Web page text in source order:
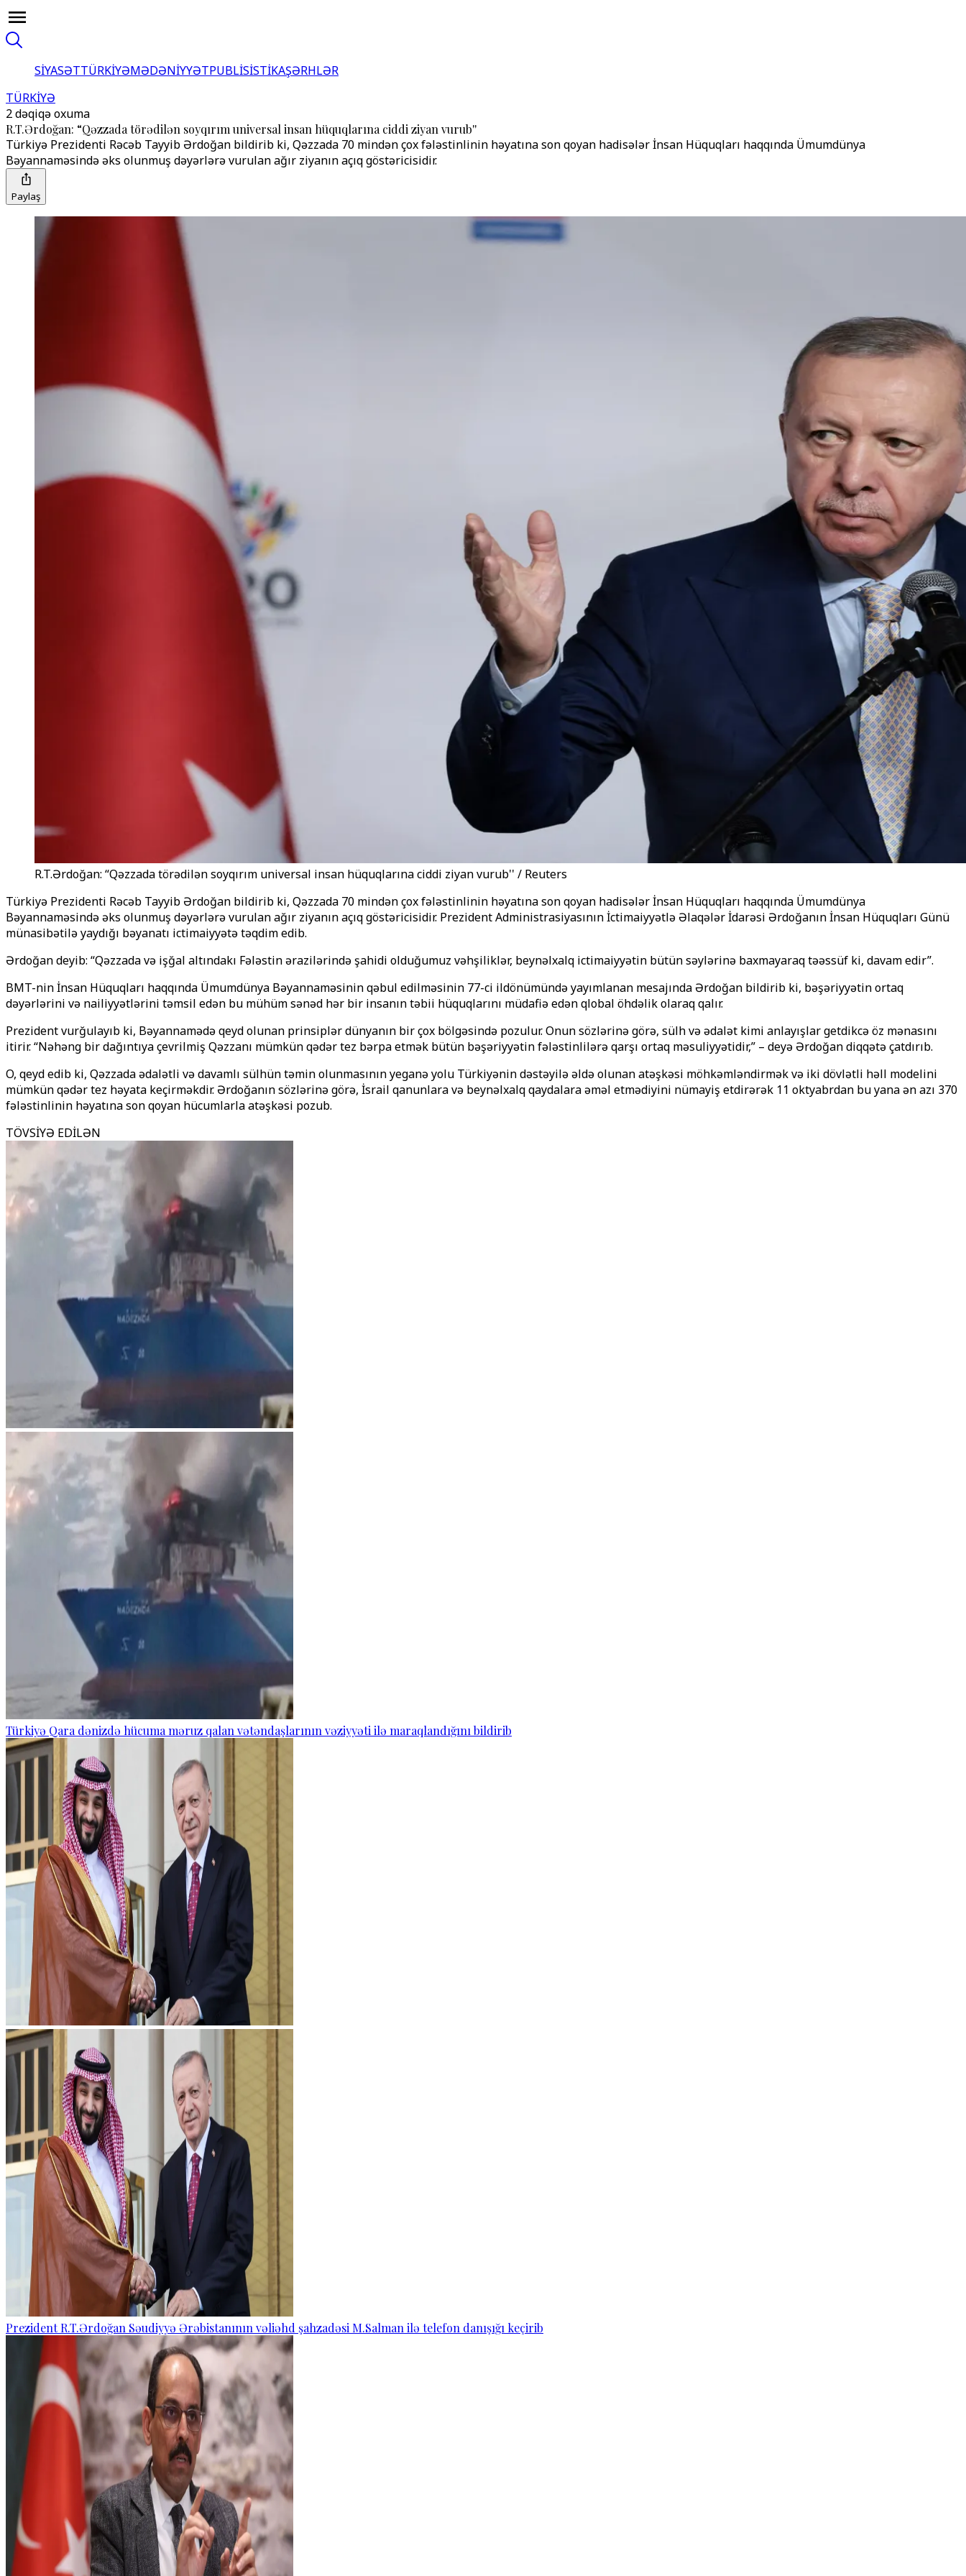
SİYASƏTTÜRKİYƏMƏDƏNİYYƏTPUBLİSİSTİKAŞƏRHLƏR
TÜRKİYƏ
2 dəqiqə oxuma
R.T.Ərdoğan: “Qəzzada törədilən soyqırım universal insan hüquqlarına ciddi ziyan vurub''
Türkiyə Prezidenti Rəcəb Tayyib Ərdoğan bildirib ki, Qəzzada 70 mindən çox fələstinlinin həyatına son qoyan hadisələr İnsan Hüquqları haqqında Ümumdünya
Bəyannaməsində əks olunmuş dəyərlərə vurulan ağır ziyanın açıq göstəricisidir.
Paylaş
R.T.Ərdoğan: “Qəzzada törədilən soyqırım universal insan hüquqlarına ciddi ziyan vurub'' / Reuters
Türkiyə Prezidenti Rəcəb Tayyib Ərdoğan bildirib ki, Qəzzada 70 mindən çox fələstinlinin həyatına son qoyan hadisələr İnsan Hüquqları haqqında Ümumdünya
Bəyannaməsində əks olunmuş dəyərlərə vurulan ağır ziyanın açıq göstəricisidir. Prezident Administrasiyasının İctimaiyyətlə Əlaqələr İdarəsi Ərdoğanın İnsan Hüquqları Günü
münasibətilə yaydığı bəyanatı ictimaiyyətə təqdim edib.
Ərdoğan deyib: “Qəzzada və işğal altındakı Fələstin ərazilərində şahidi olduğumuz vəhşiliklər, beynəlxalq ictimaiyyətin bütün səylərinə baxmayaraq təəssüf ki, davam edir’’.
BMT-nin İnsan Hüquqları haqqında Ümumdünya Bəyannaməsinin qəbul edilməsinin 77-ci ildönümündə yayımlanan mesajında Ərdoğan bildirib ki, bəşəriyyətin ortaq
dəyərlərini və nailiyyətlərini təmsil edən bu mühüm sənəd hər bir insanın təbii hüquqlarını müdafiə edən qlobal öhdəlik olaraq qalır.
Prezident vurğulayıb ki, Bəyannamədə qeyd olunan prinsiplər dünyanın bir çox bölgəsində pozulur. Onun sözlərinə görə, sülh və ədalət kimi anlayışlar getdikcə öz mənasını
itirir. “Nəhəng bir dağıntıya çevrilmiş Qəzzanı mümkün qədər tez bərpa etmək bütün bəşəriyyətin fələstinlilərə qarşı ortaq məsuliyyətidir,” – deyə Ərdoğan diqqətə çatdırıb.
O, qeyd edib ki, Qəzzada ədalətli və davamlı sülhün təmin olunmasının yeganə yolu Türkiyənin dəstəyilə əldə olunan atəşkəsi möhkəmləndirmək və iki dövlətli həll modelini
mümkün qədər tez həyata keçirməkdir. Ərdoğanın sözlərinə görə, İsrail qanunlara və beynəlxalq qaydalara əməl etmədiyini nümayiş etdirərək 11 oktyabrdan bu yana ən azı 370
fələstinlinin həyatına son qoyan hücumlarla atəşkəsi pozub.
TÖVSİYƏ EDİLƏN
Türkiyə Qara dənizdə hücuma məruz qalan vətəndaşlarının vəziyyəti ilə maraqlandığını bildirib
Prezident R.T.Ərdoğan Səudiyyə Ərəbistanının vəliəhd şahzadəsi M.Salman ilə telefon danışığı keçirib